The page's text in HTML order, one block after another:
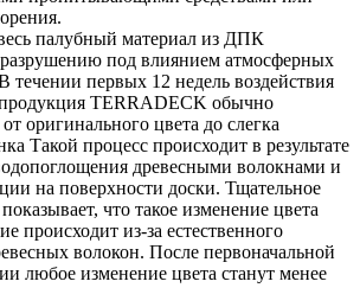
палубный материал из ДПК
разрушению под влиянием атмосферных
течении первых 12 недель воздействия
TERRADECK обычно
оригинального цвета до слегка
Такой процесс происходит в результате
древесными волокнами и
на поверхности доски. Тщательное
что такое изменение цвета
происходит из-за естественного
волокон. После первоначальной
любое изменение цвета станут менее